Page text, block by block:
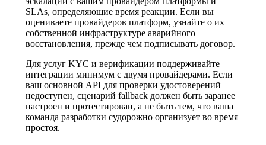
SLAs, определяющие время реакции. Если вы
оцениваете провайдеров платформ, узнайте о их
собственной инфраструктуре аварийного
восстановления, прежде чем подписывать договор.
Для услуг KYC и верификации поддерживайте
интеграции минимум с двумя провайдерами. Если
ваш основной API для проверки удостоверений
недоступен, сценарий fallback должен быть заранее
настроен и протестирован, а не быть тем, что ваша
команда разработки судорожно организует во время
простоя.